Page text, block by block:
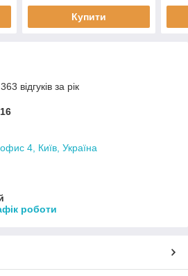
Купити
відгуків за рік
4, Київ, Україна
роботи